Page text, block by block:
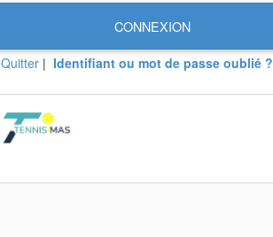
CONNEXION
Quitter | Identifiant ou mot de passe oublié ?